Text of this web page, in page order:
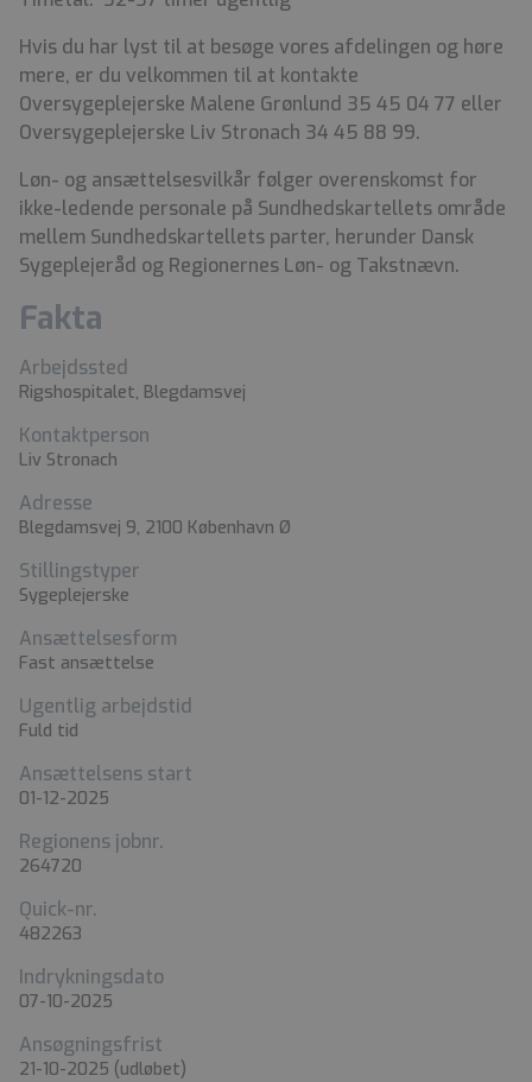
Hvis du har lyst til at besøge vores afdelingen og høre
mere, er du velkommen til at kontakte
Oversygeplejerske Malene Grønlund 35 45 04 77 eller
Oversygeplejerske Liv Stronach 34 45 88 99.
Løn- og ansættelsesvilkår følger overenskomst for
ikke-ledende personale på Sundhedskartellets område
mellem Sundhedskartellets parter, herunder Dansk
Sygeplejeråd og Regionernes Løn- og Takstnævn.
Fakta
Arbejdssted
Rigshospitalet, Blegdamsvej
Kontaktperson
Liv Stronach
Adresse
Blegdamsvej 9, 2100 København Ø
Stillingstyper
Sygeplejerske
Ansættelsesform
Fast ansættelse
Ugentlig arbejdstid
Fuld tid
Ansættelsens start
01-12-2025
Regionens jobnr.
264720
Quick-nr.
482263
Indrykningsdato
07-10-2025
Ansøgningsfrist
21-10-2025 (udløbet)